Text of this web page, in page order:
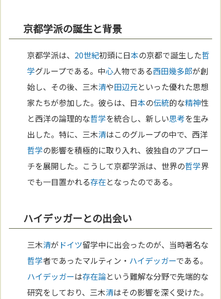
京都学派の誕生と背景
京都学派は、 20世紀初頭に日本の京都で誕生した哲
学グループである。中心人物である西田幾多郎が創
始し、その後、三木清や田辺元といった優れた思想
家たちが参加した。彼らは、日本の伝統的な精神性
と西洋の論理的な哲学を統合し、新しい思考を生み
出した。特に、三木清はこのグループの中で、西洋
哲学の影響を積極的に取り入れ、彼独自のアプロー
チを展開した。こうして京都学派は、世界の哲学界
でも一目置かれる存在となったのである。
ハイデッガーとの出会い
三木清が ドイツ留学中に出会ったのが、当時著名な
哲学者であったマルティン・ ハイデッガーである。
ハイデッガーは存在論という難解な分野で先端的な
研究をしており、三木清はその影響を深く受けた。